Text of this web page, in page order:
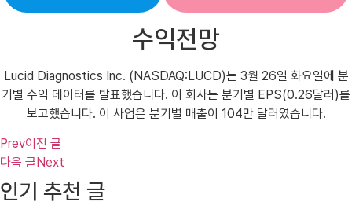
수익전망
Lucid Diagnostics Inc. (NASDAQ:LUCD)는 3월 26일 화요일에 분
기별 수익 데이터를 발표했습니다. 이 회사는 분기별 EPS(0.26달러)를
보고했습니다. 이 사업은 분기별 매출이 104만 달러였습니다.
Prev이전 글
다음 글 Next
인기 추천 글